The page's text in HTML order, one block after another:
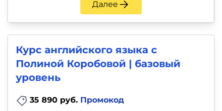
Далее
Курс английского языка с
Полиной Коробовой | базовый
уровень
35 890 руб. Промокод